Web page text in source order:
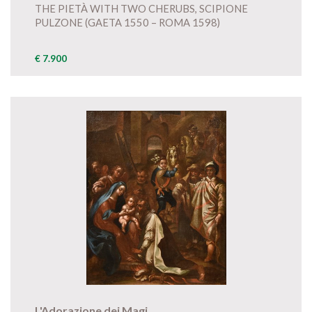
THE PIETÀ WITH TWO CHERUBS, SCIPIONE
PULZONE (GAETA 1550 – ROMA 1598)
€ 7.900